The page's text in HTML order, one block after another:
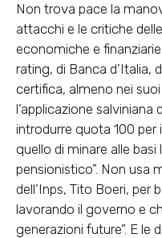
Non trova pace la
attacchi e le critiche
economiche e
rating, di Banca d’Italia,
certifica, almeno nei
l’applicazione salviniana
introdurre quota 100 per
quello di minare alle
pensionistico”. Non usa
dell’Inps, Tito Boeri, per
lavorando il governo e
generazioni future”. E le